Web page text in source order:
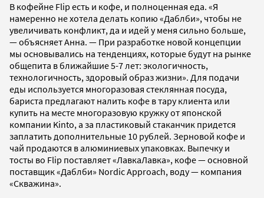
В кофейне Flip есть и кофе, и полноценная еда. «Я
намеренно не хотела делать копию «Даблби», чтобы не
увеличивать конфликт, да и идей у меня сильно больше,
— объясняет Анна. — При разработке новой концепции
мы основывались на тенденциях, которые будут на рынке
общепита в ближайшие 5-7 лет: экологичность,
технологичность, здоровый образ жизни». Для подачи
еды используется многоразовая стеклянная посуда,
бариста предлагают налить кофе в тару клиента или
купить на месте многоразовую кружку от японской
компании Kinto, а за пластиковый стаканчик придется
заплатить дополнительные 10 рублей. Зерновой кофе и
чай продаются в алюминиевых упаковках. Выпечку и
тосты во Flip поставляет «ЛавкаЛавка», кофе — основной
поставщик «Даблби» Nordic Approach, воду — компания
«Скважина».